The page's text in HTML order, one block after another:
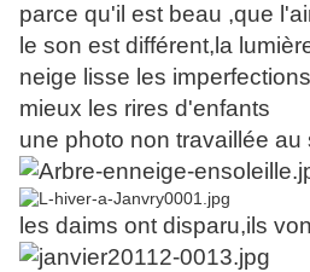
parce qu'il est beau ,que
le son est différent,la
neige lisse les
mieux les rires d'enfants
une photo non travaillée
les daims ont disparu,ils